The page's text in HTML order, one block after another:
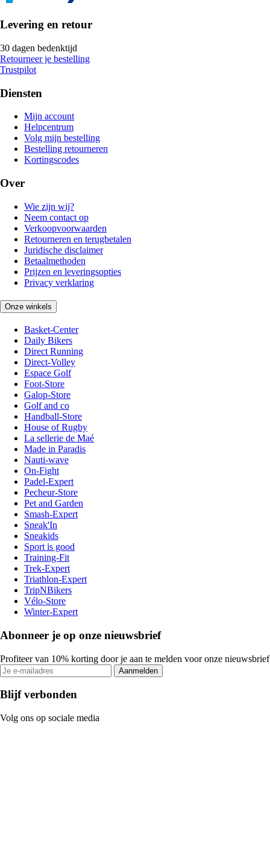
Levering en retour
30 dagen bedenktijd
Retourneer je bestelling
Trustpilot
Diensten
Mijn account
Helpcentrum
Volg mijn bestelling
Bestelling retourneren
Kortingscodes
Over
Wie zijn wij?
Neem contact op
Verkoopvoorwaarden
Retourneren en terugbetalen
Juridische disclaimer
Betaalmethoden
Prijzen en leveringsopties
Privacy verklaring
Onze winkels
Basket-Center
Daily Bikers
Direct Running
Direct-Volley
Espace Golf
Foot-Store
Galop-Store
Golf and co
Handball-Store
House of Rugby
La sellerie de Maé
Made in Paradis
Nauti-wave
On-Fight
Padel-Expert
Pecheur-Store
Pet and Garden
Smash-Expert
Sneak'In
Sneakids
Sport is good
Training-Fit
Trek-Expert
Triathlon-Expert
TripNBikers
Vélo-Store
Winter-Expert
Abonneer je op onze nieuwsbrief
Profiteer van 10% korting door je aan te melden voor onze nieuwsbrief
Aanmelden
Blijf verbonden
Volg ons op sociale media